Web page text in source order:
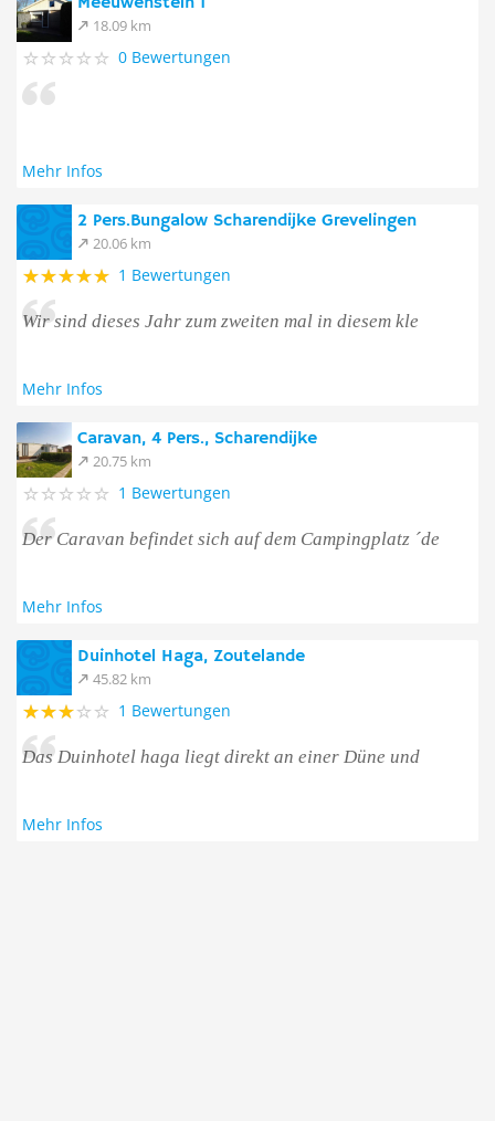
18.09 km
0 Bewertungen
Mehr Infos
2 Pers.Bungalow Scharendijke Grevelingen
20.06 km
1 Bewertungen
Wir sind dieses Jahr zum zweiten mal in diesem kle
Mehr Infos
Caravan, 4 Pers., Scharendijke
20.75 km
1 Bewertungen
Der Caravan befindet sich auf dem Campingplatz ´de
Mehr Infos
Duinhotel Haga, Zoutelande
45.82 km
1 Bewertungen
Das Duinhotel haga liegt direkt an einer Düne und
Mehr Infos